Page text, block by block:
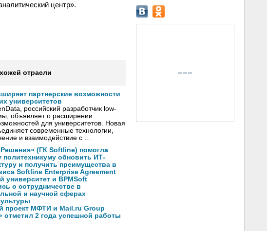
центр».
отрасли
партнерские возможности
университетов
российский разработчик low-
объявляет о расширении
для университетов. Новая
современные технологии,
и взаимодействие с …
(ГК Softline) помогла
политехникуму обновить ИТ-
и получить преимущества в
Softline Enterprise Agreement
университет и BPMSoft
о сотрудничестве в
и научной сферах
проект МФТИ и Mail.ru Group
отметил 2 года успешной работы